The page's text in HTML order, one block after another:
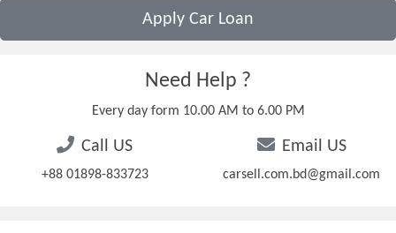
Apply Car Loan
Need Help ?
Every day form 10.00 AM to 6.00 PM
Call US
+88 01898-833723
Email US
carsell.com.bd@gmail.com